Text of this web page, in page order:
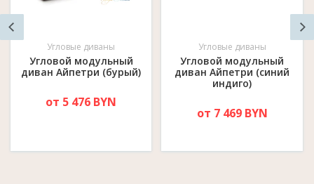
Угловые диваны
Угловой модульный
диван Айпетри (бурый)
от 5 476 BYN
Угловые диваны
Угловой модульный
диван Айпетри (синий
индиго)
от 7 469 BYN